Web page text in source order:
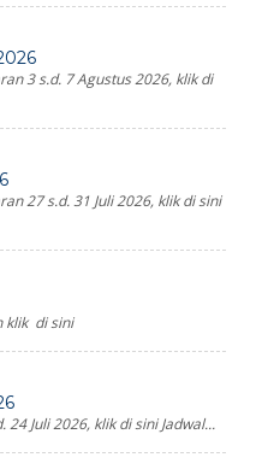
3 s.d. 7 Agustus 2026, klik di
27 s.d. 31 Juli 2026, klik di sini
klik di sini
Juli 2026, klik di sini Jadwal...